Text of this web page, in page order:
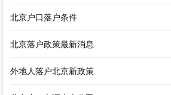
北京户口落户条件
北京落户政策最新消息
外地人落户北京新政策